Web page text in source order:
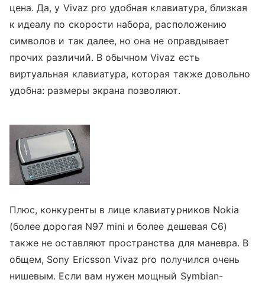
цена. Да, у Vivaz proудобная клавиатура, близкая
к идеалу по скорости набора, расположению
символов и так далее, но она не оправдывает
прочих различий. В обычномVivaz есть
виртуальная клавиатура, которая также довольно
удобна: размеры экрана позволяют.
Плюс, конкуренты в лице клавиатурников Nokia
(более дорогая N97 mini и более дешевая С6)
также не оставляют пространства для маневра. В
общем, Sony Ericsson Vivaz pro получился очень
нишевым. Если вам нужен мощный Symbian-